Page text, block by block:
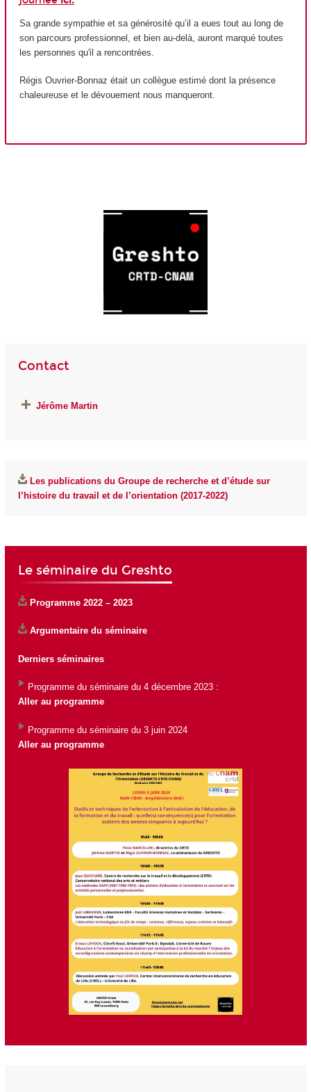
Sa grande sympathie et sa générosité qu’il a eues tout au long de
son parcours professionnel, et bien au-delà, auront marqué toutes
les personnes qu'il a rencontrées.
Régis Ouvrier-Bonnaz était un collègue estimé dont la présence
chaleureuse et le dévouement nous manqueront.
Contact
Jérôme Martin
Les publications du Groupe de recherche et d’étude sur
l’histoire du travail et de l’orientation (2017-2022)
Le séminaire du Greshto
Programme 2022 – 2023
Argumentaire du séminaire
Derniers séminaires
Programme du séminaire du 4 décembre 2023 :
Aller au programme
Programme du séminaire du 3 juin 2024
Aller au programme